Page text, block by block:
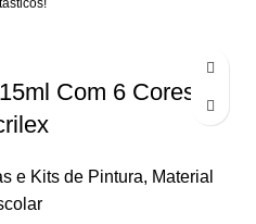
Com 6 Cores –
e Kits de Pintura, Material